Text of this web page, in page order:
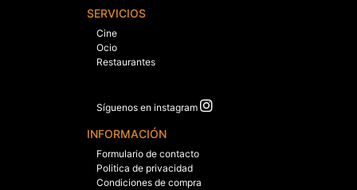
SERVICIOS
Cine
Ocio
Restaurantes
Síguenos en instagram
INFORMACIÓN
Formulario de contacto
Politica de privacidad
Condiciones de compra